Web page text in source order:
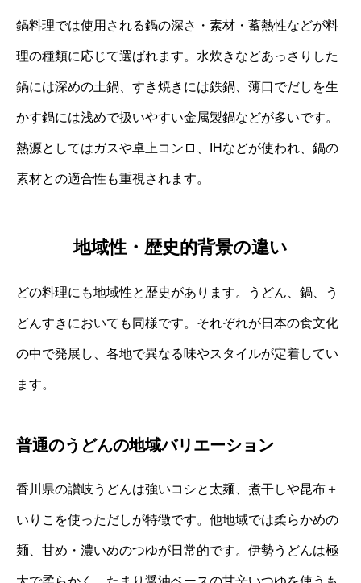
鍋料理では使用される鍋の深さ・素材・蓄熱性などが料
理の種類に応じて選ばれます。水炊きなどあっさりした
鍋には深めの土鍋、すき焼きには鉄鍋、薄口でだしを生
かす鍋には浅めで扱いやすい金属製鍋などが多いです。
熱源としてはガスや卓上コンロ、IHなどが使われ、鍋の
素材との適合性も重視されます。
地域性・歴史的背景の違い
どの料理にも地域性と歴史があります。うどん、鍋、う
どんすきにおいても同様です。それぞれが日本の食文化
の中で発展し、各地で異なる味やスタイルが定着してい
ます。
普通のうどんの地域バリエーション
香川県の讃岐うどんは強いコシと太麺、煮干しや昆布＋
いりこを使っただしが特徴です。他地域では柔らかめの
麺、甘め・濃いめのつゆが日常的です。伊勢うどんは極